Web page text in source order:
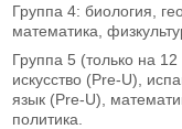
Группа 4: биология,
математика,
Группа 5 (только на
искусство (Pre-U),
язык (Pre-U),
политика.